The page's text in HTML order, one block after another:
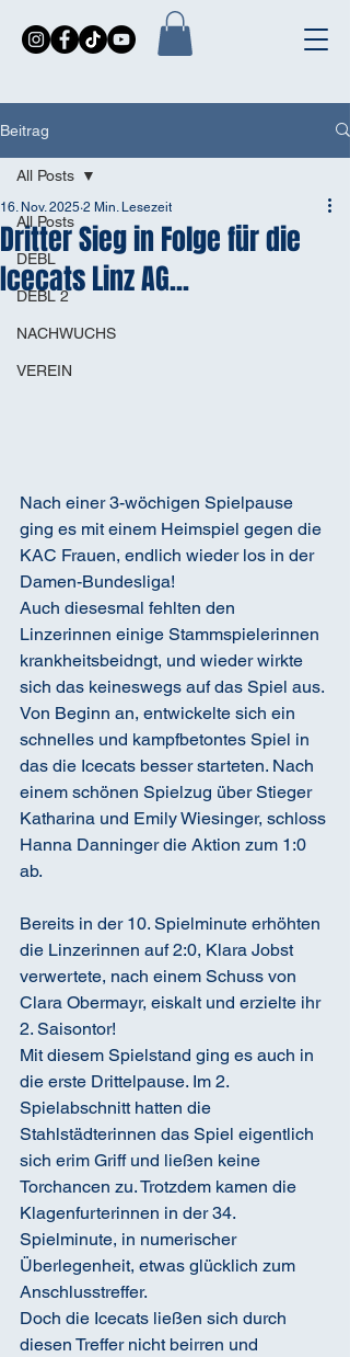
Beitrag
All Posts
DEBL
DEBL 2
NACHWUCHS
VEREIN
All Posts
Dritter Sieg in Folge für die
Icecats Linz AG...
16. Nov. 2025 2 Min. Lesezeit
Nach einer 3-wöchigen Spielpause
ging es mit einem Heimspiel gegen die
KAC Frauen, endlich wieder los in der
Damen-Bundesliga!
Auch diesesmal fehlten den
Linzerinnen einige Stammspielerinnen
krankheitsbeidngt, und wieder wirkte
sich das keineswegs auf das Spiel aus.
Von Beginn an, entwickelte sich ein
schnelles und kampfbetontes Spiel in
das die Icecats besser starteten. Nach
einem schönen Spielzug über Stieger
Katharina und Emily Wiesinger, schloss
Hanna Danninger die Aktion zum 1:0
ab.
Bereits in der 10. Spielminute erhöhten
die Linzerinnen auf 2:0, Klara Jobst
verwertete, nach einem Schuss von
Clara Obermayr, eiskalt und erzielte ihr
2. Saisontor!
Mit diesem Spielstand ging es auch in
die erste Drittelpause. Im 2.
Spielabschnitt hatten die
Stahlstädterinnen das Spiel eigentlich
sich erim Griff und ließen keine
Torchancen zu. Trotzdem kamen die
Klagenfurterinnen in der 34.
Spielminute, in numerischer
Überlegenheit, etwas glücklich zum
Anschlusstreffer.
Doch die Icecats ließen sich durch
diesen Treffer nicht beirren und